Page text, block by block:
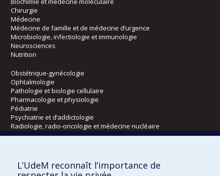
Chirurgie
Médecine
Médecine de famille et de médecine d’urgence
Microbiologie, infectiologie et immunologie
Neurosciences
Nutrition
Obstétrique-gynécologie
Ophtalmologie
Pathologie et biologie cellulaire
Pharmacologie et physiologie
Pédiatrie
Psychiatrie et d’addictologie
Radiologie, radio-oncologie et médecine nucléaire
Kinésiologie et des sciences de l’activité physique
L’UdeM reconnaît l’importance de